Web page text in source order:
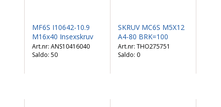
MF6S I10642-10.9
M16x40 Insexskruv
ANS10416040
Saldo: 50
SKRUV MC6S M5X12
A4-80 BRK=100
THO275751
Saldo: 0